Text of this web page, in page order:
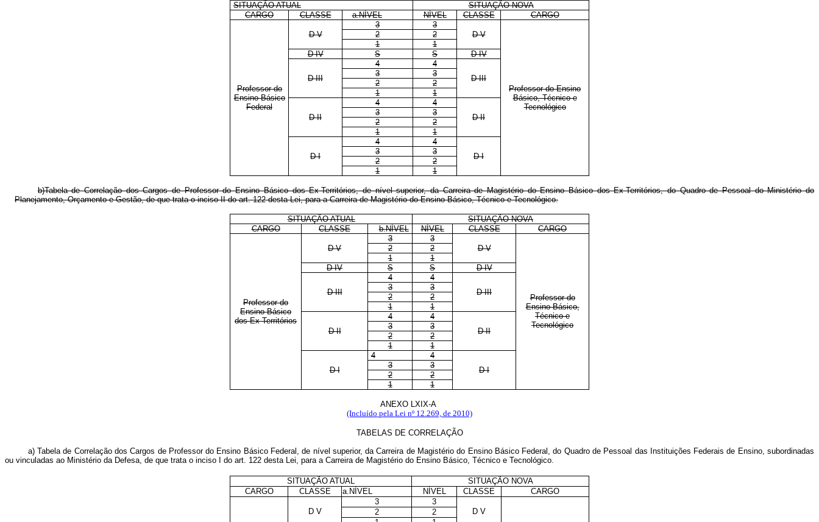
SITUAÇÃO ATUAL
SITUAÇÃO NOVA
CARGO
CLASSE a.NÍVEL NÍVEL CLASSE CARGO
Professor do
Ensino Básico
Federal
D V
3
3
D V
Professor do Ensino
Básico, Técnico e
Tecnológico
2
2
1
1
D IV
S S D IV
D III
4
4
D III
3
3
2
2
1
1
D II
4
4
D II
3
3
2
2
1
1
D I
4
4
D I
3
3
2
2
1
1
b)Tabela de Correlação dos Cargos de Professor do Ensino Básico dos Ex-Territórios, de nível superior, da Carreira de Magistério do Ensino Básico dos Ex-Territórios, do Quadro de Pessoal do Ministério do
Planejamento, Orçamento e Gestão, de que trata o inciso II do art. 122 desta Lei, para a Carreira de Magistério do Ensino Básico, Técnico e Tecnológico.
SITUAÇÃO ATUAL
SITUAÇÃO NOVA
CARGO
CLASSE b.NÍVEL NÍVEL CLASSE CARGO
Professor do
Ensino Básico
dos Ex-Territórios
D V
3
3
D V
Professor do
Ensino Básico,
Técnico e
Tecnológico
2
2
1
1
D IV
S S D IV
D III
4
4
D III
3
3
2
2
1
1
D II
4
4
D II
3
3
2
2
1
1
D I
4
4
D I
3
3
2
2
1
1
ANEXO LXIX-A
(Incluído pela Lei nº 12.269, de 2010)
TABELAS DE CORRELAÇÃO
a) Tabela de Correlação dos Cargos de Professor do Ensino Básico Federal, de nível superior, da Carreira de Magistério do Ensino Básico Federal, do Quadro de Pessoal das Instituições Federais de Ensino, subordinadas
ou vinculadas ao Ministério da Defesa, de que trata o inciso I do art. 122 desta Lei, para a Carreira de Magistério do Ensino Básico, Técnico e Tecnológico.
SITUAÇÃO ATUAL
SITUAÇÃO NOVA
CARGO
CLASSE a.NÍVEL NÍVEL CLASSE
CARGO
3
3
D V
2 2
D V